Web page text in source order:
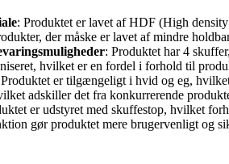
: Produktet er lavet af HDF (High
der måske er lavet af mindre
: Produktet har 4
hvilket er en fordel i forhold til
er tilgængeligt i hvid og eg,
adskiller det fra konkurrerende
er udstyret med skuffestop, hvilket
gør produktet mere brugervenligt og